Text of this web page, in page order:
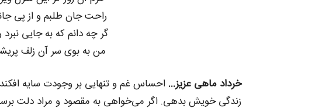
راحت جان طلبم و از پی
گر چه دانم که به جایی نبرد
من به بوی سر آن زلف
خرداد ماهی عزیز… احساس غم و تنهایی بر وجودت سایه
زندگی خویش بدهی. اگر می‌خواهی به مقصود و مراد دلت